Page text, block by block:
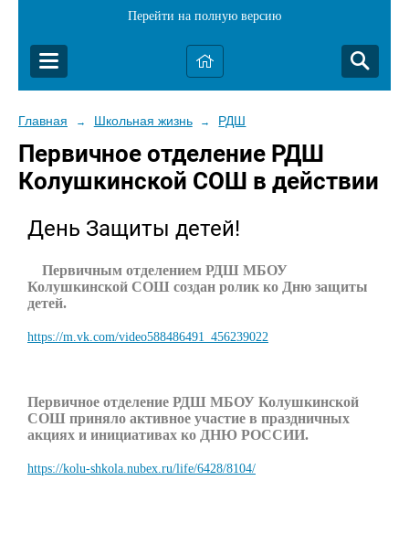
Перейти на полную версию
Главная → Школьная жизнь → РДШ
Первичное отделение РДШ
Колушкинской СОШ в действии
День Защиты детей!
Первичным отделением РДШ МБОУ
Колушкинской СОШ создан ролик ко Дню защиты
детей.
https://m.vk.com/video588486491_456239022
Первичное отделение РДШ МБОУ Колушкинской
СОШ приняло активное участие в праздничных
акциях и инициативах ко ДНЮ РОССИИ.
https://kolu-shkola.nubex.ru/life/6428/8104/